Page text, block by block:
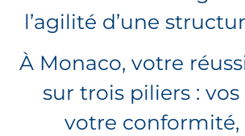
l’agilité d’une
À Monaco, votre
sur trois piliers :
votre conformité,